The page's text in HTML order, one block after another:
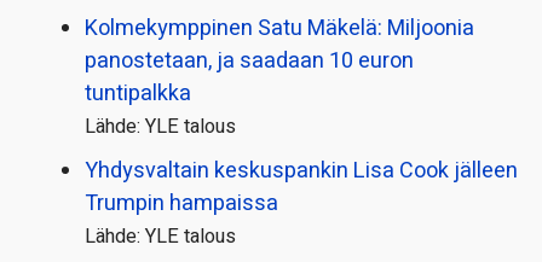
Kolmekymppinen Satu Mäkelä: Miljoonia
panostetaan, ja saadaan 10 euron
tuntipalkka
Lähde: YLE talous
Yhdysvaltain keskuspankin Lisa Cook jälleen
Trumpin hampaissa
Lähde: YLE talous